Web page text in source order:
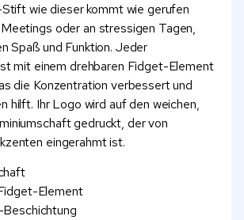
wie dieser kommt wie gerufen
oder an stressigen Tagen,
Spaß und Funktion. Jeder
mit einem drehbaren Fidget-Element
die Konzentration verbessert und
hilft. Ihr Logo wird auf den weichen,
gedruckt, der von
eingerahmt ist.
Element